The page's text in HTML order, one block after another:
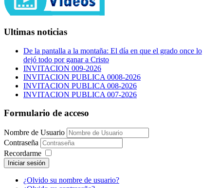
Ultimas noticias
De la pantalla a la montaña: El día en que el grado once lo
dejó todo por ganar a Cristo
INVITACION 009-2026
INVITACION PUBLICA 0008-2026
INVITACION PUBLICA 008-2026
INVITACION PUBLICA 007-2026
Formulario de acceso
Nombre de Usuario
Contraseña
Recordarme
Iniciar sesión
¿Olvido su nombre de usuario?